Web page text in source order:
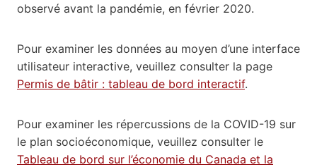
observé avant la pandémie, en février 2020.
Pour examiner les données au moyen d’une interface
utilisateur interactive, veuillez consulter la page
Permis de bâtir : tableau de bord interactif.
Pour examiner les répercussions de la COVID-19 sur
le plan socioéconomique, veuillez consulter le
Tableau de bord sur l’économie du Canada et la